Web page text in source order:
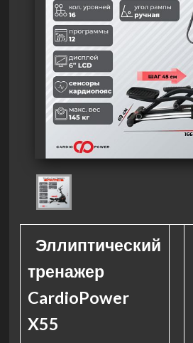
Эллиптический
тренажер
CardioPower
X55